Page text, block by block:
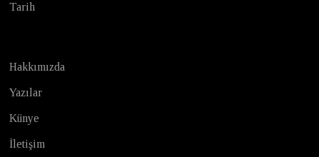
Tarih
Hakkımızda
Yazılar
Künye
İletişim